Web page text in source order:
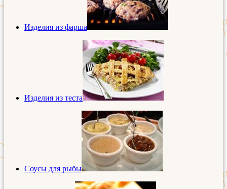
Изделия из фарша
Изделия из теста
Соусы для рыбы